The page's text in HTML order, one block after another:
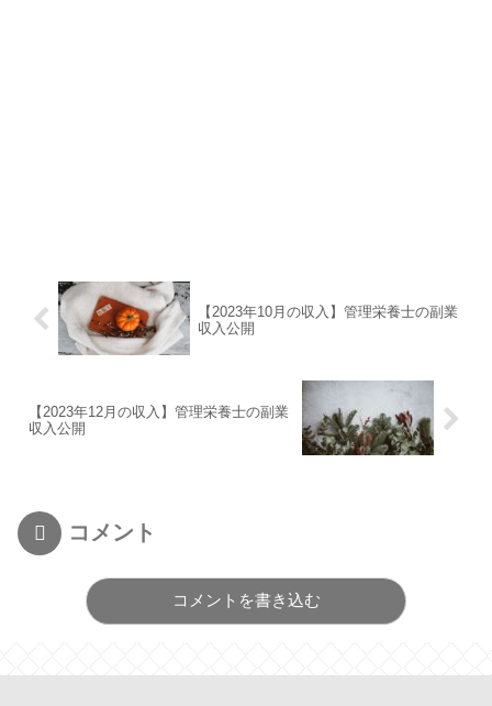
【2023年10月の収入】管理栄養士の副業
収入公開
【2023年12月の収入】管理栄養士の副業
収入公開
コメント
コメントを書き込む